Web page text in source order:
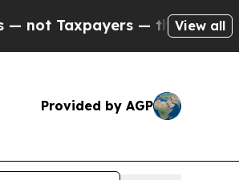
to Cash in on Publicly
View all
Provided by AGP